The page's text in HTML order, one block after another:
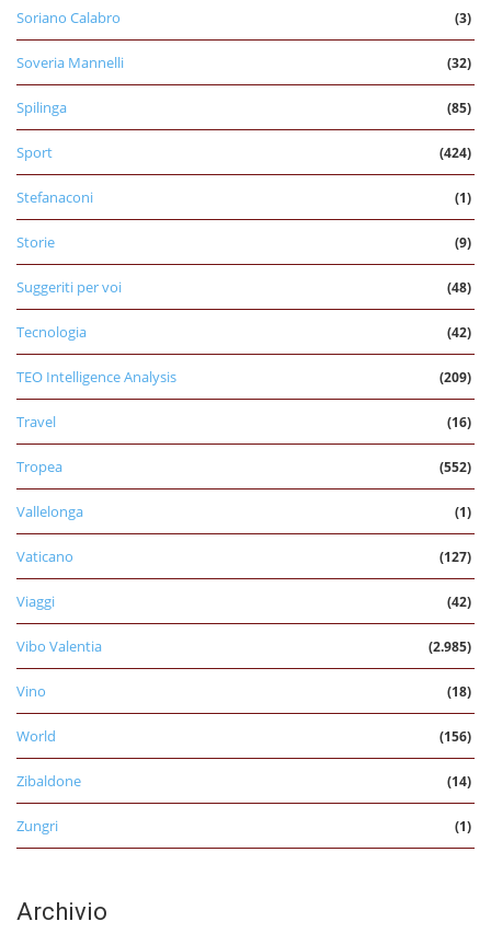
Soriano Calabro (3)
Soveria Mannelli (32)
Spilinga (85)
Sport (424)
Stefanaconi (1)
Storie (9)
Suggeriti per voi (48)
Tecnologia (42)
TEO Intelligence Analysis (209)
Travel (16)
Tropea (552)
Vallelonga (1)
Vaticano (127)
Viaggi (42)
Vibo Valentia (2.985)
Vino (18)
World (156)
Zibaldone (14)
Zungri (1)
Archivio